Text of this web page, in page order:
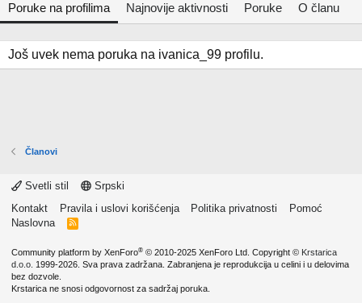
Poruke na profilima Najnovije aktivnosti Poruke O članu
Još uvek nema poruka na ivanica_99 profilu.
Članovi
Svetli stil
Srpski
Kontakt
Pravila i uslovi korišćenja Politika privatnosti
Pomoć
Naslovna
R
Community platform by XenForo® © 2010-2025 XenForo Ltd. Copyright © Krstarica
d.o.o. 1999-2026. Sva prava zadržana. Zabranjena je reprodukcija u celini i u delovima
bez dozvole.
Krstarica ne snosi odgovornost za sadržaj poruka.